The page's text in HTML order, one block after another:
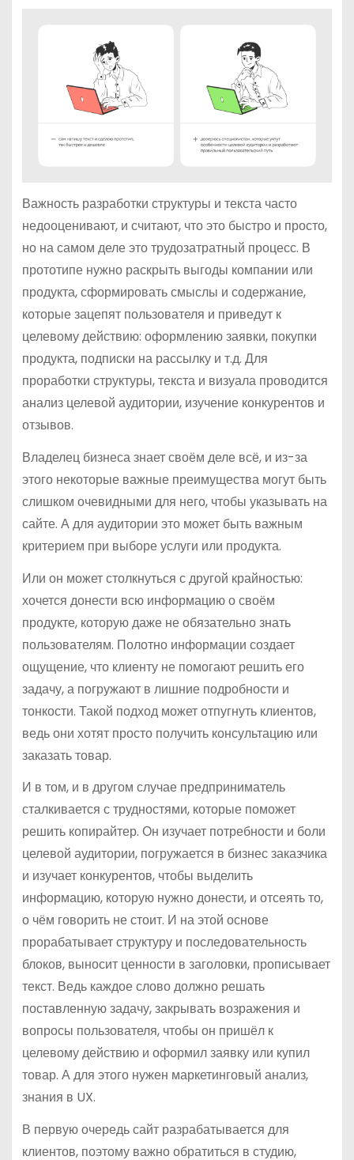
Важность разработки структуры и текста часто
недооценивают, и считают, что это быстро и просто,
но на самом деле это трудозатратный процесс. В
прототипе нужно раскрыть выгоды компании или
продукта, сформировать смыслы и содержание,
которые зацепят пользователя и приведут к
целевому действию: оформлению заявки, покупки
продукта, подписки на рассылку и т.д. Для
проработки структуры, текста и визуала проводится
анализ целевой аудитории, изучение конкурентов и
отзывов.
Владелец бизнеса знает своём деле всё, и из-за
этого некоторые важные преимущества могут быть
слишком очевидными для него, чтобы указывать на
сайте. А для аудитории это может быть важным
критерием при выборе услуги или продукта.
Или он может столкнуться с другой крайностью:
хочется донести всю информацию о своём
продукте, которую даже не обязательно знать
пользователям. Полотно информации создает
ощущение, что клиенту не помогают решить его
задачу, а погружают в лишние подробности и
тонкости. Такой подход может отпугнуть клиентов,
ведь они хотят просто получить консультацию или
заказать товар.
И в том, и в другом случае предприниматель
сталкивается с трудностями, которые поможет
решить копирайтер. Он изучает потребности и боли
целевой аудитории, погружается в бизнес заказчика
и изучает конкурентов, чтобы выделить
информацию, которую нужно донести, и отсеять то,
о чём говорить не стоит. И на этой основе
прорабатывает структуру и последовательность
блоков, выносит ценности в заголовки, прописывает
текст. Ведь каждое слово должно решать
поставленную задачу, закрывать возражения и
вопросы пользователя, чтобы он пришёл к
целевому действию и оформил заявку или купил
товар. А для этого нужен маркетинговый анализ,
знания в UX.
В первую очередь сайт разрабатывается для
клиентов, поэтому важно обратиться в студию,